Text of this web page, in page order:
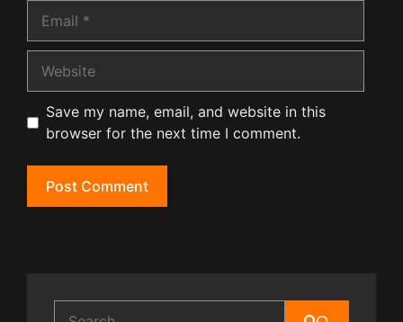
Save my name, email, and website in this
browser for the next time I comment.